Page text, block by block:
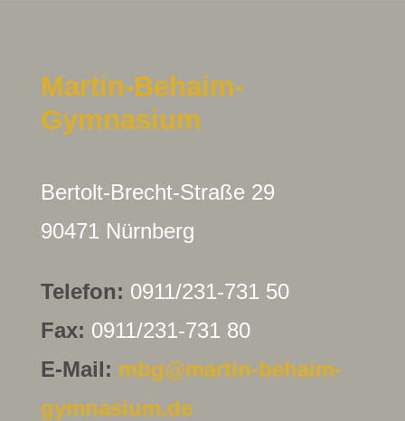
Martin-Behaim-
Gymnasium
Bertolt-Brecht-Straße 29
90471 Nürnberg
Telefon: 0911/231-731 50
Fax: 0911/231-731 80
E-Mail: mbg@martin-behaim-
gymnasium.de